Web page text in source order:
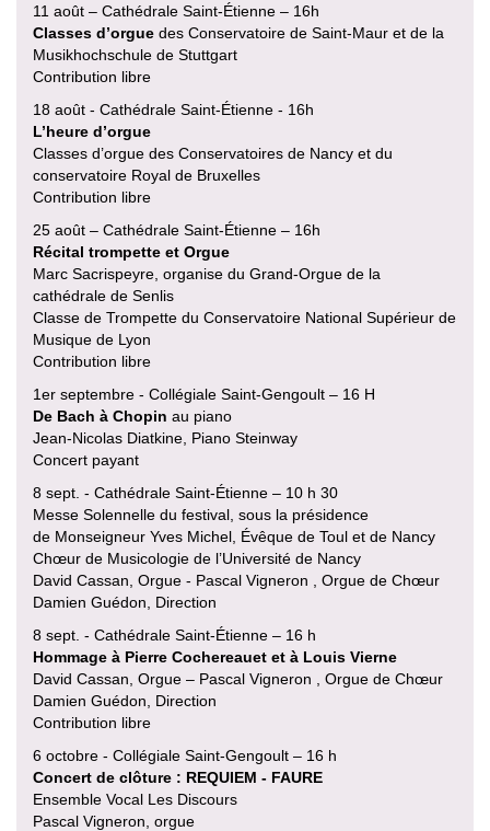
11 août – Cathédrale Saint-Étienne – 16h
Classes d’orgue des Conservatoire de Saint-Maur et de la
Musikhochschule de Stuttgart
Contribution libre
18 août - Cathédrale Saint-Étienne - 16h
L’heure d’orgue
Classes d’orgue des Conservatoires de Nancy et du
conservatoire Royal de Bruxelles
Contribution libre
25 août – Cathédrale Saint-Étienne – 16h
Récital trompette et Orgue
Marc Sacrispeyre, organise du Grand-Orgue de la
cathédrale de Senlis
Classe de Trompette du Conservatoire National Supérieur de
Musique de Lyon
Contribution libre
1er septembre - Collégiale Saint-Gengoult – 16 H
De Bach à Chopin au piano
Jean-Nicolas Diatkine, Piano Steinway
Concert payant
8 sept. - Cathédrale Saint-Étienne – 10 h 30
Messe Solennelle du festival, sous la présidence
de Monseigneur Yves Michel, Évêque de Toul et de Nancy
Chœur de Musicologie de l’Université de Nancy
David Cassan, Orgue - Pascal Vigneron , Orgue de Chœur
Damien Guédon, Direction
8 sept. - Cathédrale Saint-Étienne – 16 h
Hommage à Pierre Cochereauet et à Louis Vierne
David Cassan, Orgue – Pascal Vigneron , Orgue de Chœur
Damien Guédon, Direction
Contribution libre
6 octobre - Collégiale Saint-Gengoult – 16 h
Concert de clôture : REQUIEM - FAURE
Ensemble Vocal Les Discours
Pascal Vigneron, orgue